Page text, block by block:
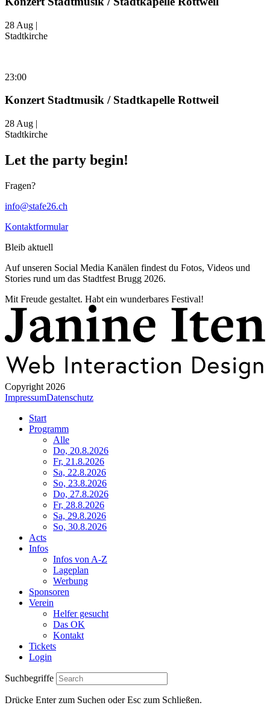
28 Aug |
Stadtkirche
23:00
Konzert Stadtmusik / Stadtkapelle Rottweil
28 Aug |
Stadtkirche
Let the party begin!
Fragen?
info@stafe26.ch
Kontaktformular
Bleib aktuell
Auf unseren Social Media Kanälen findest du Fotos, Videos und
Stories rund um das Stadtfest Brugg 2026.
Mit Freude gestaltet. Habt ein wunderbares Festival!
Copyright 2026
ImpressumDatenschutz
Start
Programm
Alle
Do, 20.8.2026
Fr, 21.8.2026
Sa, 22.8.2026
So, 23.8.2026
Do, 27.8.2026
Fr, 28.8.2026
Sa, 29.8.2026
So, 30.8.2026
Acts
Infos
Infos von A-Z
Lageplan
Werbung
Sponsoren
Verein
Helfer gesucht
Das OK
Kontakt
Tickets
Login
Suchbegriffe
Drücke Enter zum Suchen oder Esc zum Schließen.